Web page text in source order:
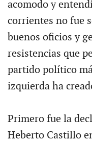
acomodo y
corrientes no fue
buenos oficios y
resistencias que
partido político
izquierda ha
Primero fue la
Heberto Castillo